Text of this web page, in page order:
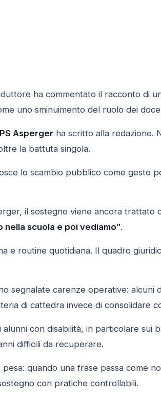
ha commentato il racconto di
uno sminuimento del ruolo dei
Asperger ha scritto alla redazione.
la battuta singola.
lo scambio pubblico come
il sostegno viene ancora trattato
nella scuola e poi vediamo”.
e routine quotidiana. Il quadro
segnalate carenze operative: alcuni
di cattedra invece di consolidare
alunni con disabilità, in particolare
difficili da recuperare.
pesa: quando una frase passa come
con pratiche controllabili.